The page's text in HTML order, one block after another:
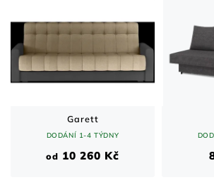
Garett
DODÁNÍ 1-4 TÝDNY
od 10 260 Kč